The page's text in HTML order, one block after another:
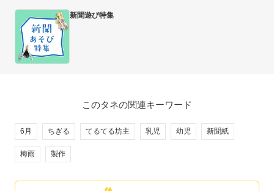
新聞遊び特集
このタネの関連キーワード
6月 ちぎる てるてる坊主 乳児 幼児 新聞紙
梅雨 製作